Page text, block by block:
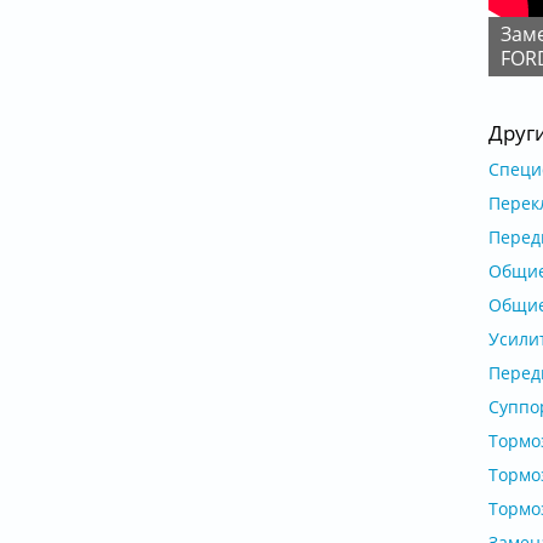
Замена задних тормозных колодок и барабанов
Общие